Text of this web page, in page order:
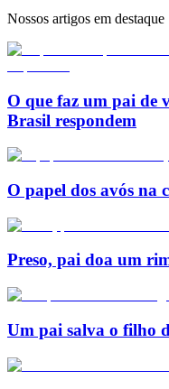
Nossos artigos em destaque
O que faz um pai de
Brasil respondem
O papel dos avós na
Preso, pai doa um
Um pai salva o filho